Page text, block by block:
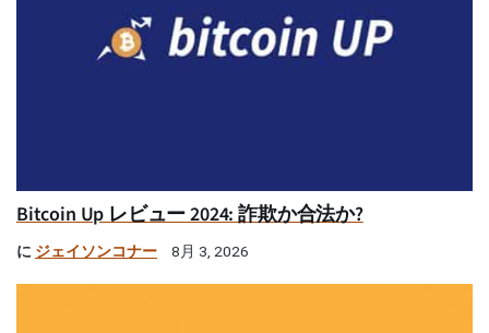
Bitcoin Up レビュー 2024: 詐欺か合法か?
に ジェイソンコナー 8月 3, 2026